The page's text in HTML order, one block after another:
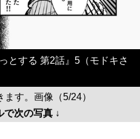
とする 第2話』5（モドキさ
す。画像（5/24）
で次の写真 ↓